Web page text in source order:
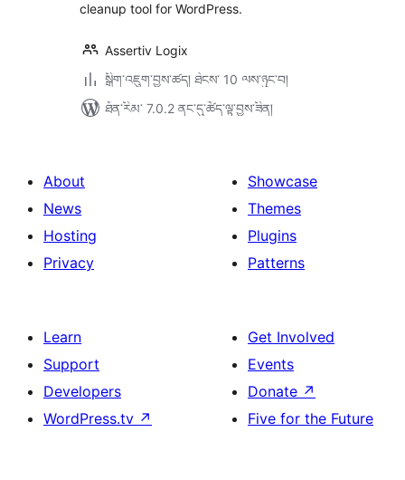
cleanup tool for WordPress.
Assertiv Logix
སྒྲིག་འཇུག་བྱས་ཚད། ཐེངས་ 10 ལས་ཉུང་བ།
ཐོན་རིམ་ 7.0.2 ནང་དུ་ཚོད་ལྟ་བྱས་ཟིན།
About
News
Hosting
Privacy
Showcase
Themes
Plugins
Patterns
Learn
Support
Developers
WordPress.tv ↗
Get Involved
Events
Donate ↗
Five for the Future